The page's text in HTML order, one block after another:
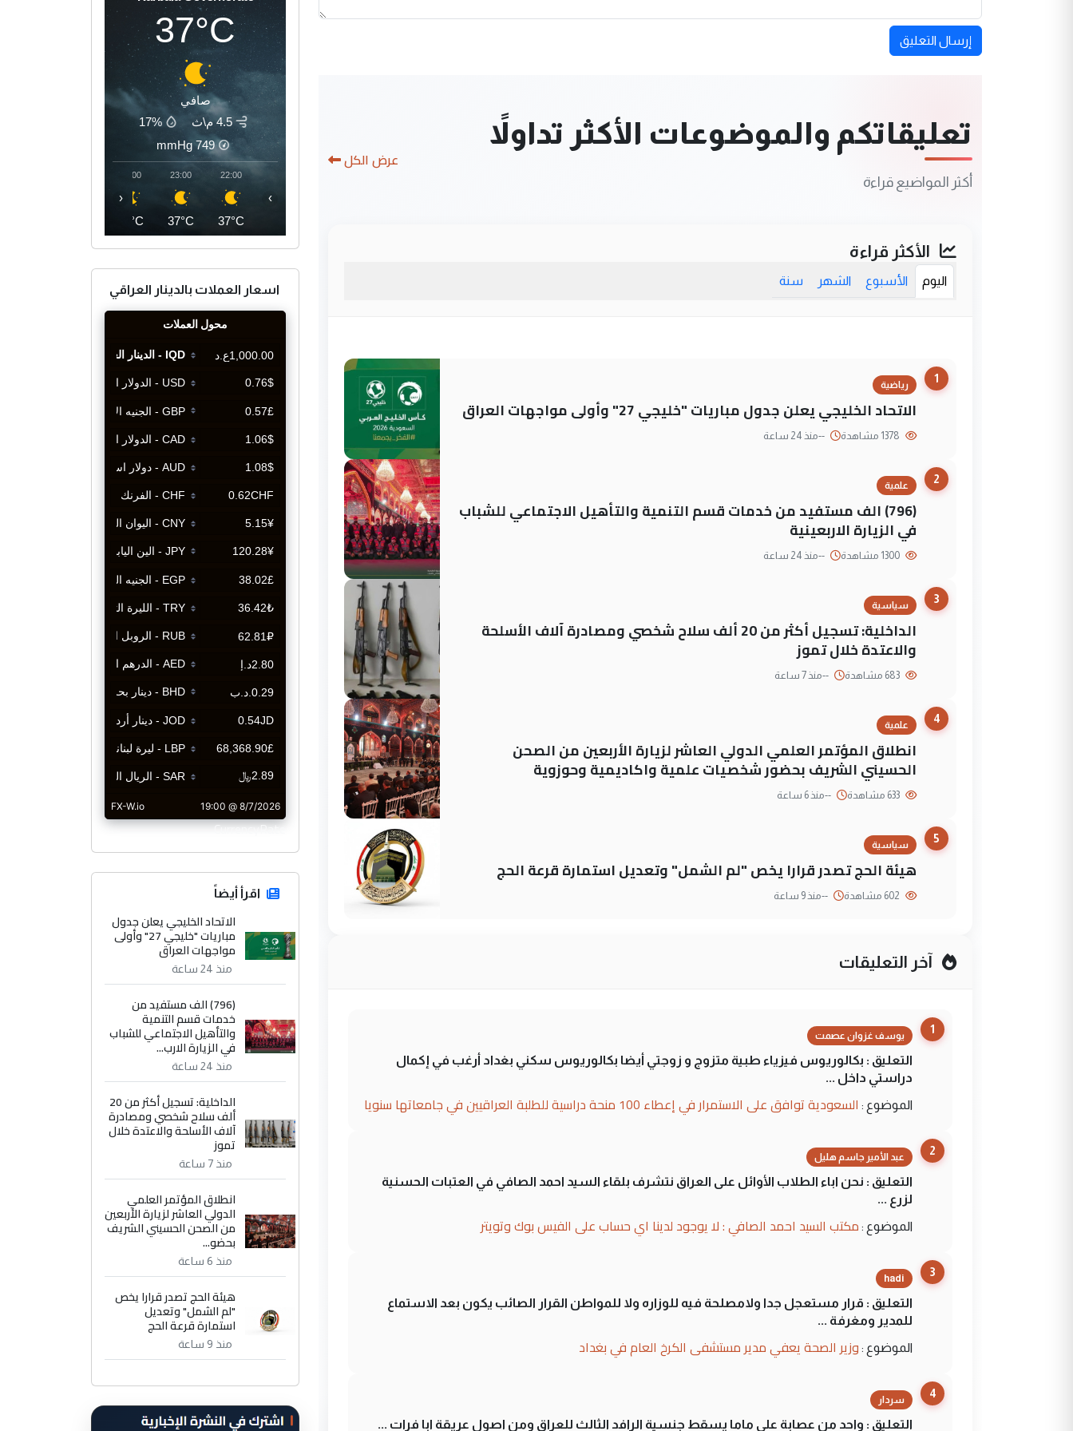
إرسال التعليق
تعليقاتكم والموضوعات الأكثر تداولاً
أكثر المواضيع قراءة
عرض الكل
الأكثر قراءة
اليوم الأسبوع الشهر سنة
1
رياضية
الاتحاد الخليجي يعلن جدول مباريات "خليجي 27" وأولى مواجهات العراق
--منذ 24 ساعة
2
علمية
(796) الف مستفيد من خدمات قسم التنمية والتأهيل الاجتماعي للشباب
في الزيارة الاربعينية
--منذ 24 ساعة
3
سياسية
الداخلية: تسجيل أكثر من 20 ألف سلاح شخصي ومصادرة آلاف الأسلحة
والاعتدة خلال تموز
--منذ 7 ساعة
4
علمية
انطلاق المؤتمر العلمي الدولي العاشر لزيارة الأربعين من الصحن
الحسيني الشريف بحضور شخصيات علمية واكاديمية وحوزوية
--منذ 6 ساعة
5
سياسية
هيئة الحج تصدر قرارا يخص "لم الشمل" وتعديل استمارة قرعة الحج
--منذ 9 ساعة
آخر التعليقات
1
يوسف غزوان عصمت
التعليق : بكالوريوس فيزياء طبية متزوج و زوجتي أيضا بكالوريوس سكني بغداد أرغب في إكمال
دراستي داخل ...
الموضوع : السعودية توافق على الاستمرار في إعطاء 100 منحة دراسية للطلبة العراقيين في جامعاتها سنويا
2
عبد الأمير جاسم هليل
التعليق : نحن اباء الطلاب الأوائل على العراق نتشرف بلقاء السيد احمد الصافي في العتبات الحسنية
لزرع ...
الموضوع : مكتب السيد احمد الصافي : لا يوجود لدينا اي حساب على الفيس بوك وتويتر
3
hadi
التعليق : قرار مستعجل جدا ولامصلحة فيه للوزاره ولا للمواطن القرار الصائب يكون بعد الاستماع
للمدير ومغرفة ...
الموضوع : وزير الصحة يعفي مدير مستشفى الكرخ العام في بغداد
4
سردار
التعليق : واحد من عصابة علي ماما يسقط جنسية الرافد الثالث للعراق ومن اصول عريقة ابا فرات ...
37°C
صافي
4.5 م\ث
17%
749
mmHg
22:00
37°C
23:00
37°C
00:00
36°C
‹ ›
اسعار العملات بالدينار العراقي
CurrencyRate
اقرأ أيضاً
الاتحاد الخليجي يعلن جدول
مباريات "خليجي 27" وأولى
مواجهات العراق
منذ 24 ساعة
(796) الف مستفيد من
خدمات قسم التنمية
والتأهيل الاجتماعي للشباب
في الزيارة الارب...
منذ 24 ساعة
الداخلية: تسجيل أكثر من 20
ألف سلاح شخصي ومصادرة
آلاف الأسلحة والاعتدة خلال
تموز
منذ 7 ساعة
انطلاق المؤتمر العلمي
الدولي العاشر لزيارة الأربعين
من الصحن الحسيني الشريف
بحضو...
منذ 6 ساعة
هيئة الحج تصدر قرارا يخص
"لم الشمل" وتعديل
استمارة قرعة الحج
منذ 9 ساعة